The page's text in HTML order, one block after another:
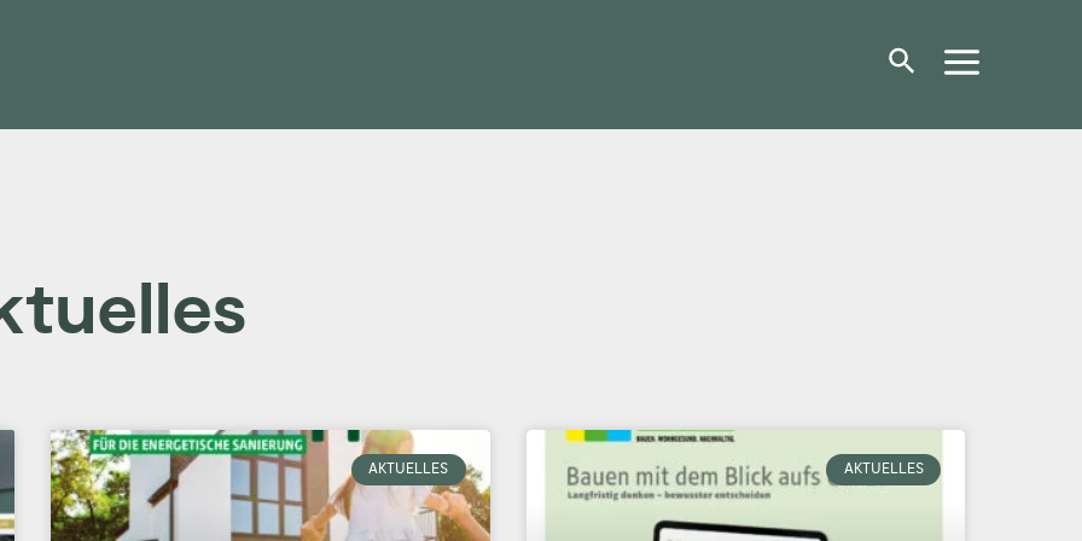
AKTUELLES AKTUELLES